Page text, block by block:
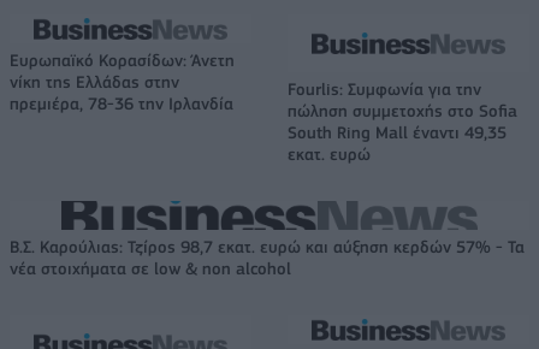
Ευρωπαϊκό Κορασίδων: Άνετη
νίκη της Ελλάδας στην
πρεμιέρα, 78-36 την Ιρλανδία
Fourlis: Συμφωνία για την
πώληση συμμετοχής στο Sofia
South Ring Mall έναντι 49,35
εκατ. ευρώ
Β.Σ. Καρούλιας: Τζίρος 98,7 εκατ. ευρώ και αύξηση κερδών 57% - Τα
νέα στοιχήματα σε low & non alcohol